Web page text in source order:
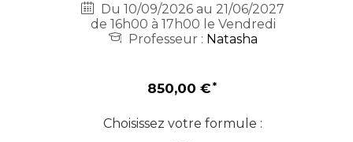
Du 10/09/2026 au 21/06/2027
de 16h00 à 17h00 le Vendredi
Professeur : Natasha
850,00 €
Choisissez votre formule :